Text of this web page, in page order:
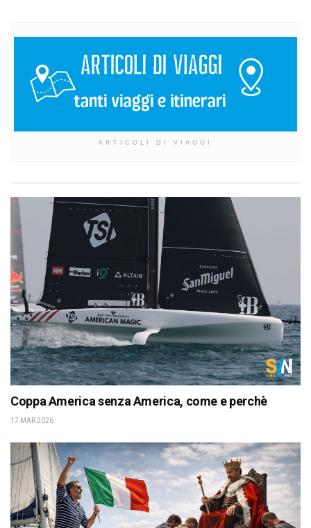
ARTICOLI DI VIAGGI
Coppa America senza America, come e perchè
17 MAR 2026